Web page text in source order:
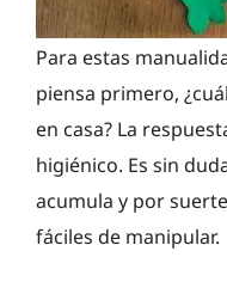
Para estas
piensa primero,
en casa? La
higiénico. Es sin
acumula y por
fáciles de manipular.